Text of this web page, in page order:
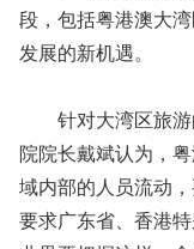
段，包括粤港澳大
发展的新机遇。
针对大湾区旅游
院院长戴斌认为，
域内部的人员流动
要求广东省、香港